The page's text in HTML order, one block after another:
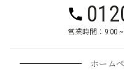
営業時間：9:00
ホーム